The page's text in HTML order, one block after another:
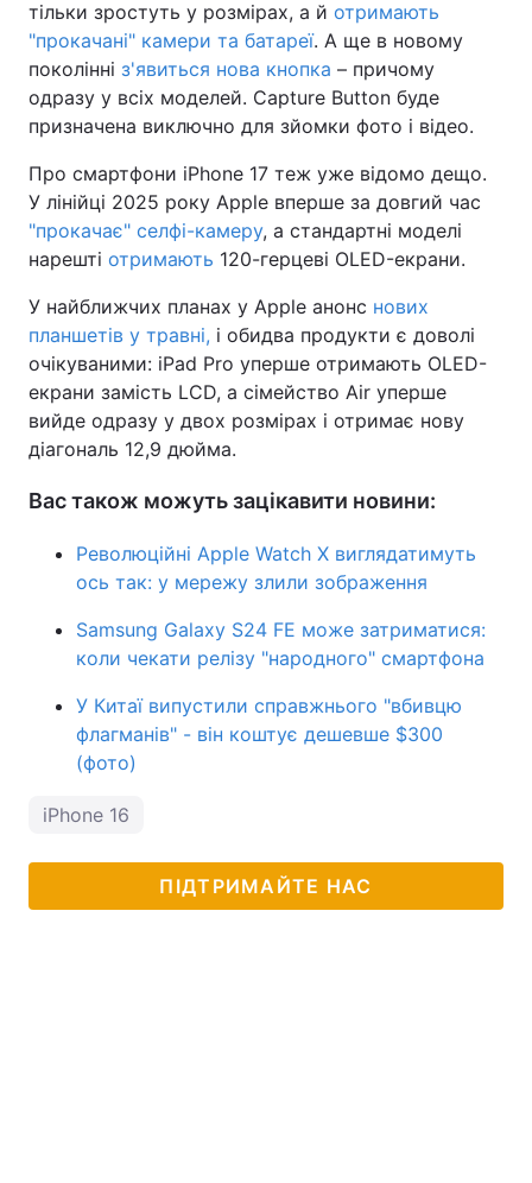
тільки зростуть у розмірах, а й отримають
"прокачані" камери та батареї. А ще в новому
поколінні з'явиться нова кнопка – причому
одразу у всіх моделей. Capture Button буде
призначена виключно для зйомки фото і відео.
Про смартфони iPhone 17 теж уже відомо дещо.
У лінійці 2025 року Apple вперше за довгий час
"прокачає" селфі-камеру, а стандартні моделі
нарешті отримають 120-герцеві OLED-екрани.
У найближчих планах у Apple анонс нових
планшетів у травні, і обидва продукти є доволі
очікуваними: iPad Pro уперше отримають OLED-
екрани замість LCD, а сімейство Air уперше
вийде одразу у двох розмірах і отримає нову
діагональ 12,9 дюйма.
Вас також можуть зацікавити новини:
Революційні Apple Watch X виглядатимуть
ось так: у мережу злили зображення
Samsung Galaxy S24 FE може затриматися:
коли чекати релізу "народного" смартфона
У Китаї випустили справжнього "вбивцю
флагманів" - він коштує дешевше $300
(фото)
iPhone 16
ПІДТРИМАЙТЕ НАС